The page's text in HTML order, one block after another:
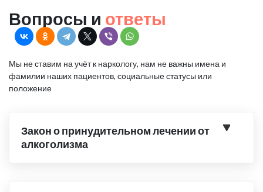
Вопросы и ответы
Мы не ставим на учёт к наркологу, нам не важны имена и
фамилии наших пациентов, социальные статусы или
положение
Закон о принудительном лечении от
алкоголизма